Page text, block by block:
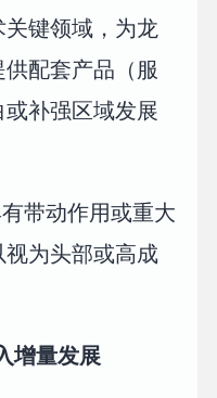
键领域，为龙
配套产品（服
补强区域发展
带动作用或重大
为头部或高成
增量发展